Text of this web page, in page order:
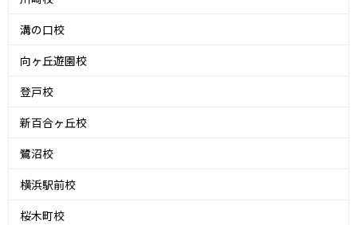
溝の口校
向ヶ丘遊園校
登戸校
新百合ヶ丘校
鷺沼校
横浜駅前校
桜木町校